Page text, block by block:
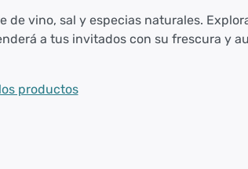
vino, sal y especias naturales.
a tus invitados con su frescura y
productos